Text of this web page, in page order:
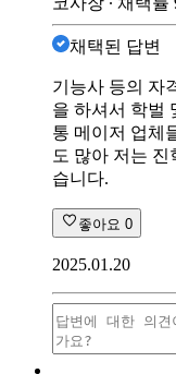
채택된 답변
기능사 등의 자
을 하셔서 학벌
통 메이저 업체
도 많아 저는
습니다.
좋아요 0
2025.01.20